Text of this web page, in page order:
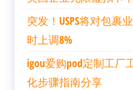
突发！USPS将对包裹
时上调8%
igou爱购pod定制工厂
化步骤指南分享